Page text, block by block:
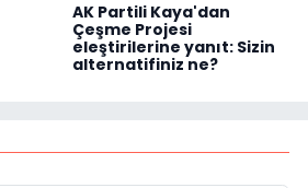
AK Partili Kaya'dan
Çeşme Projesi
eleştirilerine yanıt: Sizin
alternatifiniz ne?